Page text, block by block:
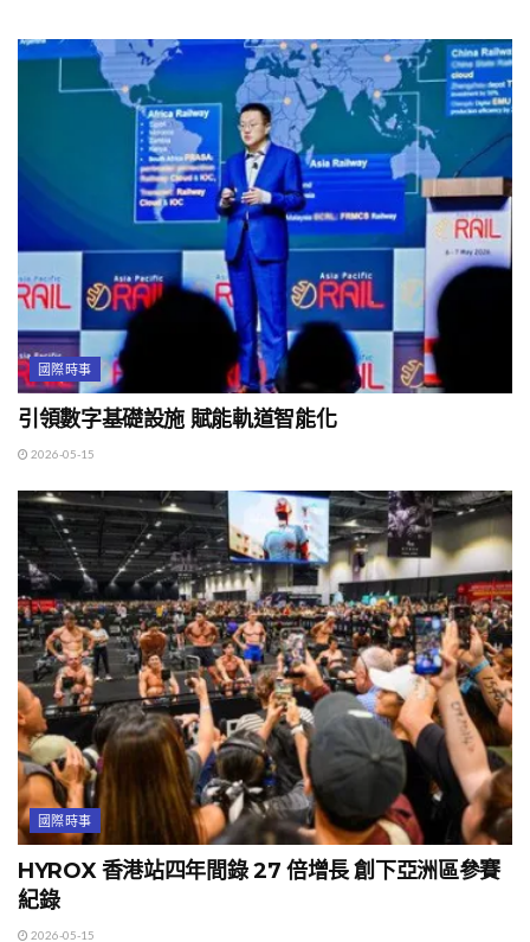
國際時事
引領數字基礎設施 賦能軌道智能化
2026-05-15
國際時事
HYROX 香港站四年間錄 27 倍增長 創下亞洲區參賽
紀錄
2026-05-15